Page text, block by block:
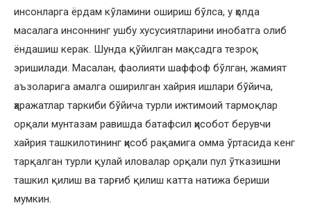
инсонларга ёрдам кўламини ошириш бўлса, у ҳолда
масалага инсоннинг ушбу хусусиятларини инобатга олиб
ёндашиш керак. Шунда қўйилган мақсадга тезроқ
эришилади. Масалан, фаолияти шаффоф бўлган, жамият
аъзоларига амалга оширилган хайрия ишлари бўйича,
ҳаражатлар таркиби бўйича турли ижтимоий тармоқлар
орқали мунтазам равишда батафсил ҳисобот берувчи
хайрия ташкилотининг ҳисоб рақамига омма ўртасида кенг
тарқалган турли қулай иловалар орқали пул ўтказишни
ташкил қилиш ва тарғиб қилиш катта натижа бериши
мумкин.